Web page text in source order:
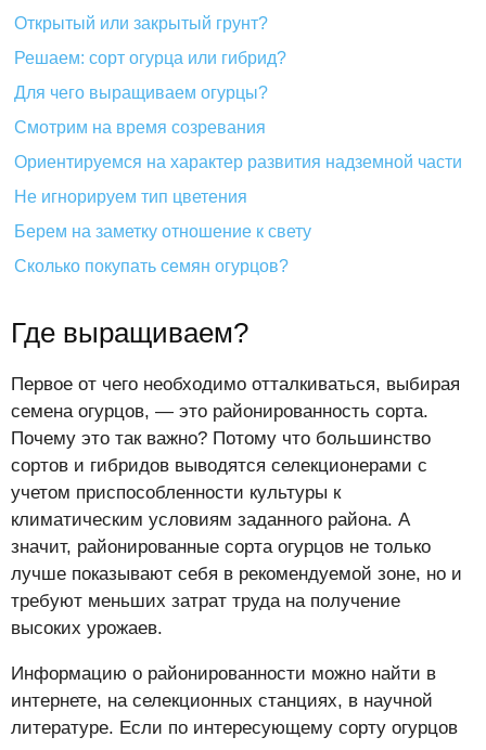
Открытый или закрытый грунт?
Решаем: сорт огурца или гибрид?
Для чего выращиваем огурцы?
Смотрим на время созревания
Ориентируемся на характер развития надземной части
Не игнорируем тип цветения
Берем на заметку отношение к свету
Сколько покупать семян огурцов?
Где выращиваем?
Первое от чего необходимо отталкиваться, выбирая
семена огурцов, — это районированность сорта.
Почему это так важно? Потому что большинство
сортов и гибридов выводятся селекционерами с
учетом приспособленности культуры к
климатическим условиям заданного района. А
значит, районированные сорта огурцов не только
лучше показывают себя в рекомендуемой зоне, но и
требуют меньших затрат труда на получение
высоких урожаев.
Информацию о районированности можно найти в
интернете, на селекционных станциях, в научной
литературе. Если по интересующему сорту огурцов